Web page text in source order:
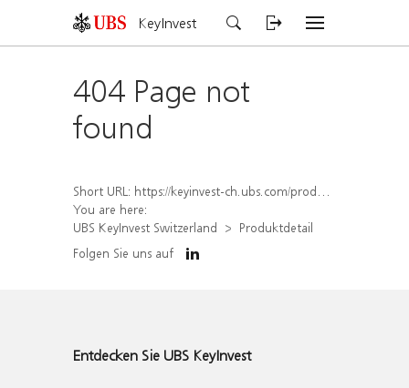
KeyInvest
404 Page not
found
Short URL: https://keyinvest-ch.ubs.com/produkt/detail/index/isin/CH1562160528
You are here:
UBS KeyInvest Switzerland
Produktdetail
Folgen Sie uns auf
Entdecken Sie UBS KeyInvest